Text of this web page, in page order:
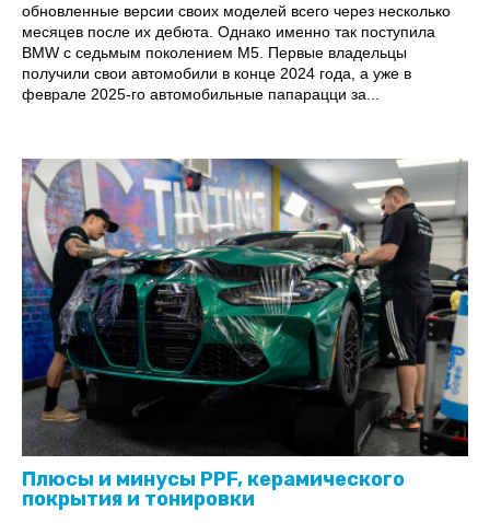
обновленные версии своих моделей всего через несколько
месяцев после их дебюта. Однако именно так поступила
BMW с седьмым поколением M5. Первые владельцы
получили свои автомобили в конце 2024 года, а уже в
феврале 2025-го автомобильные папарацци за...
Плюсы и минусы PPF, керамического
покрытия и тонировки